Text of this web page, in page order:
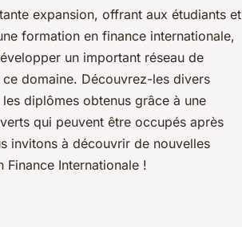
expansion, offrant aux étudiants et
formation en finance internationale,
un important réseau de
domaine. Découvrez-les divers
diplômes obtenus grâce à une
qui peuvent être occupés après
invitons à découvrir de nouvelles
Internationale !